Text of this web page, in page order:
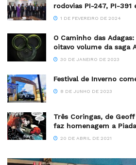
rodovias PI-247, PI-391
1 DE FEVEREIRO DE 2024
O Caminho das
oitavo volume da saga
30 DE JANEIRO DE 2023
Festival de Inverno
8 DE JUNHO DE 2023
Três Coringas, de
faz homenagem a
20 DE ABRIL DE 2021